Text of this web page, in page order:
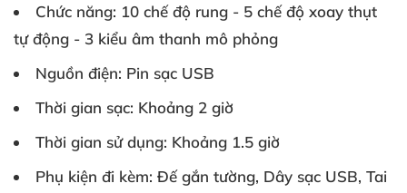
Chức năng: 10 chế độ rung - 5 chế độ xoay thụt
tự động - 3 kiểu âm thanh mô phỏng
Nguồn điện: Pin sạc USB
Thời gian sạc: Khoảng 2 giờ
Thời gian sử dụng: Khoảng 1.5 giờ
Phụ kiện đi kèm: Đế gắn tường, Dây sạc USB, Tai